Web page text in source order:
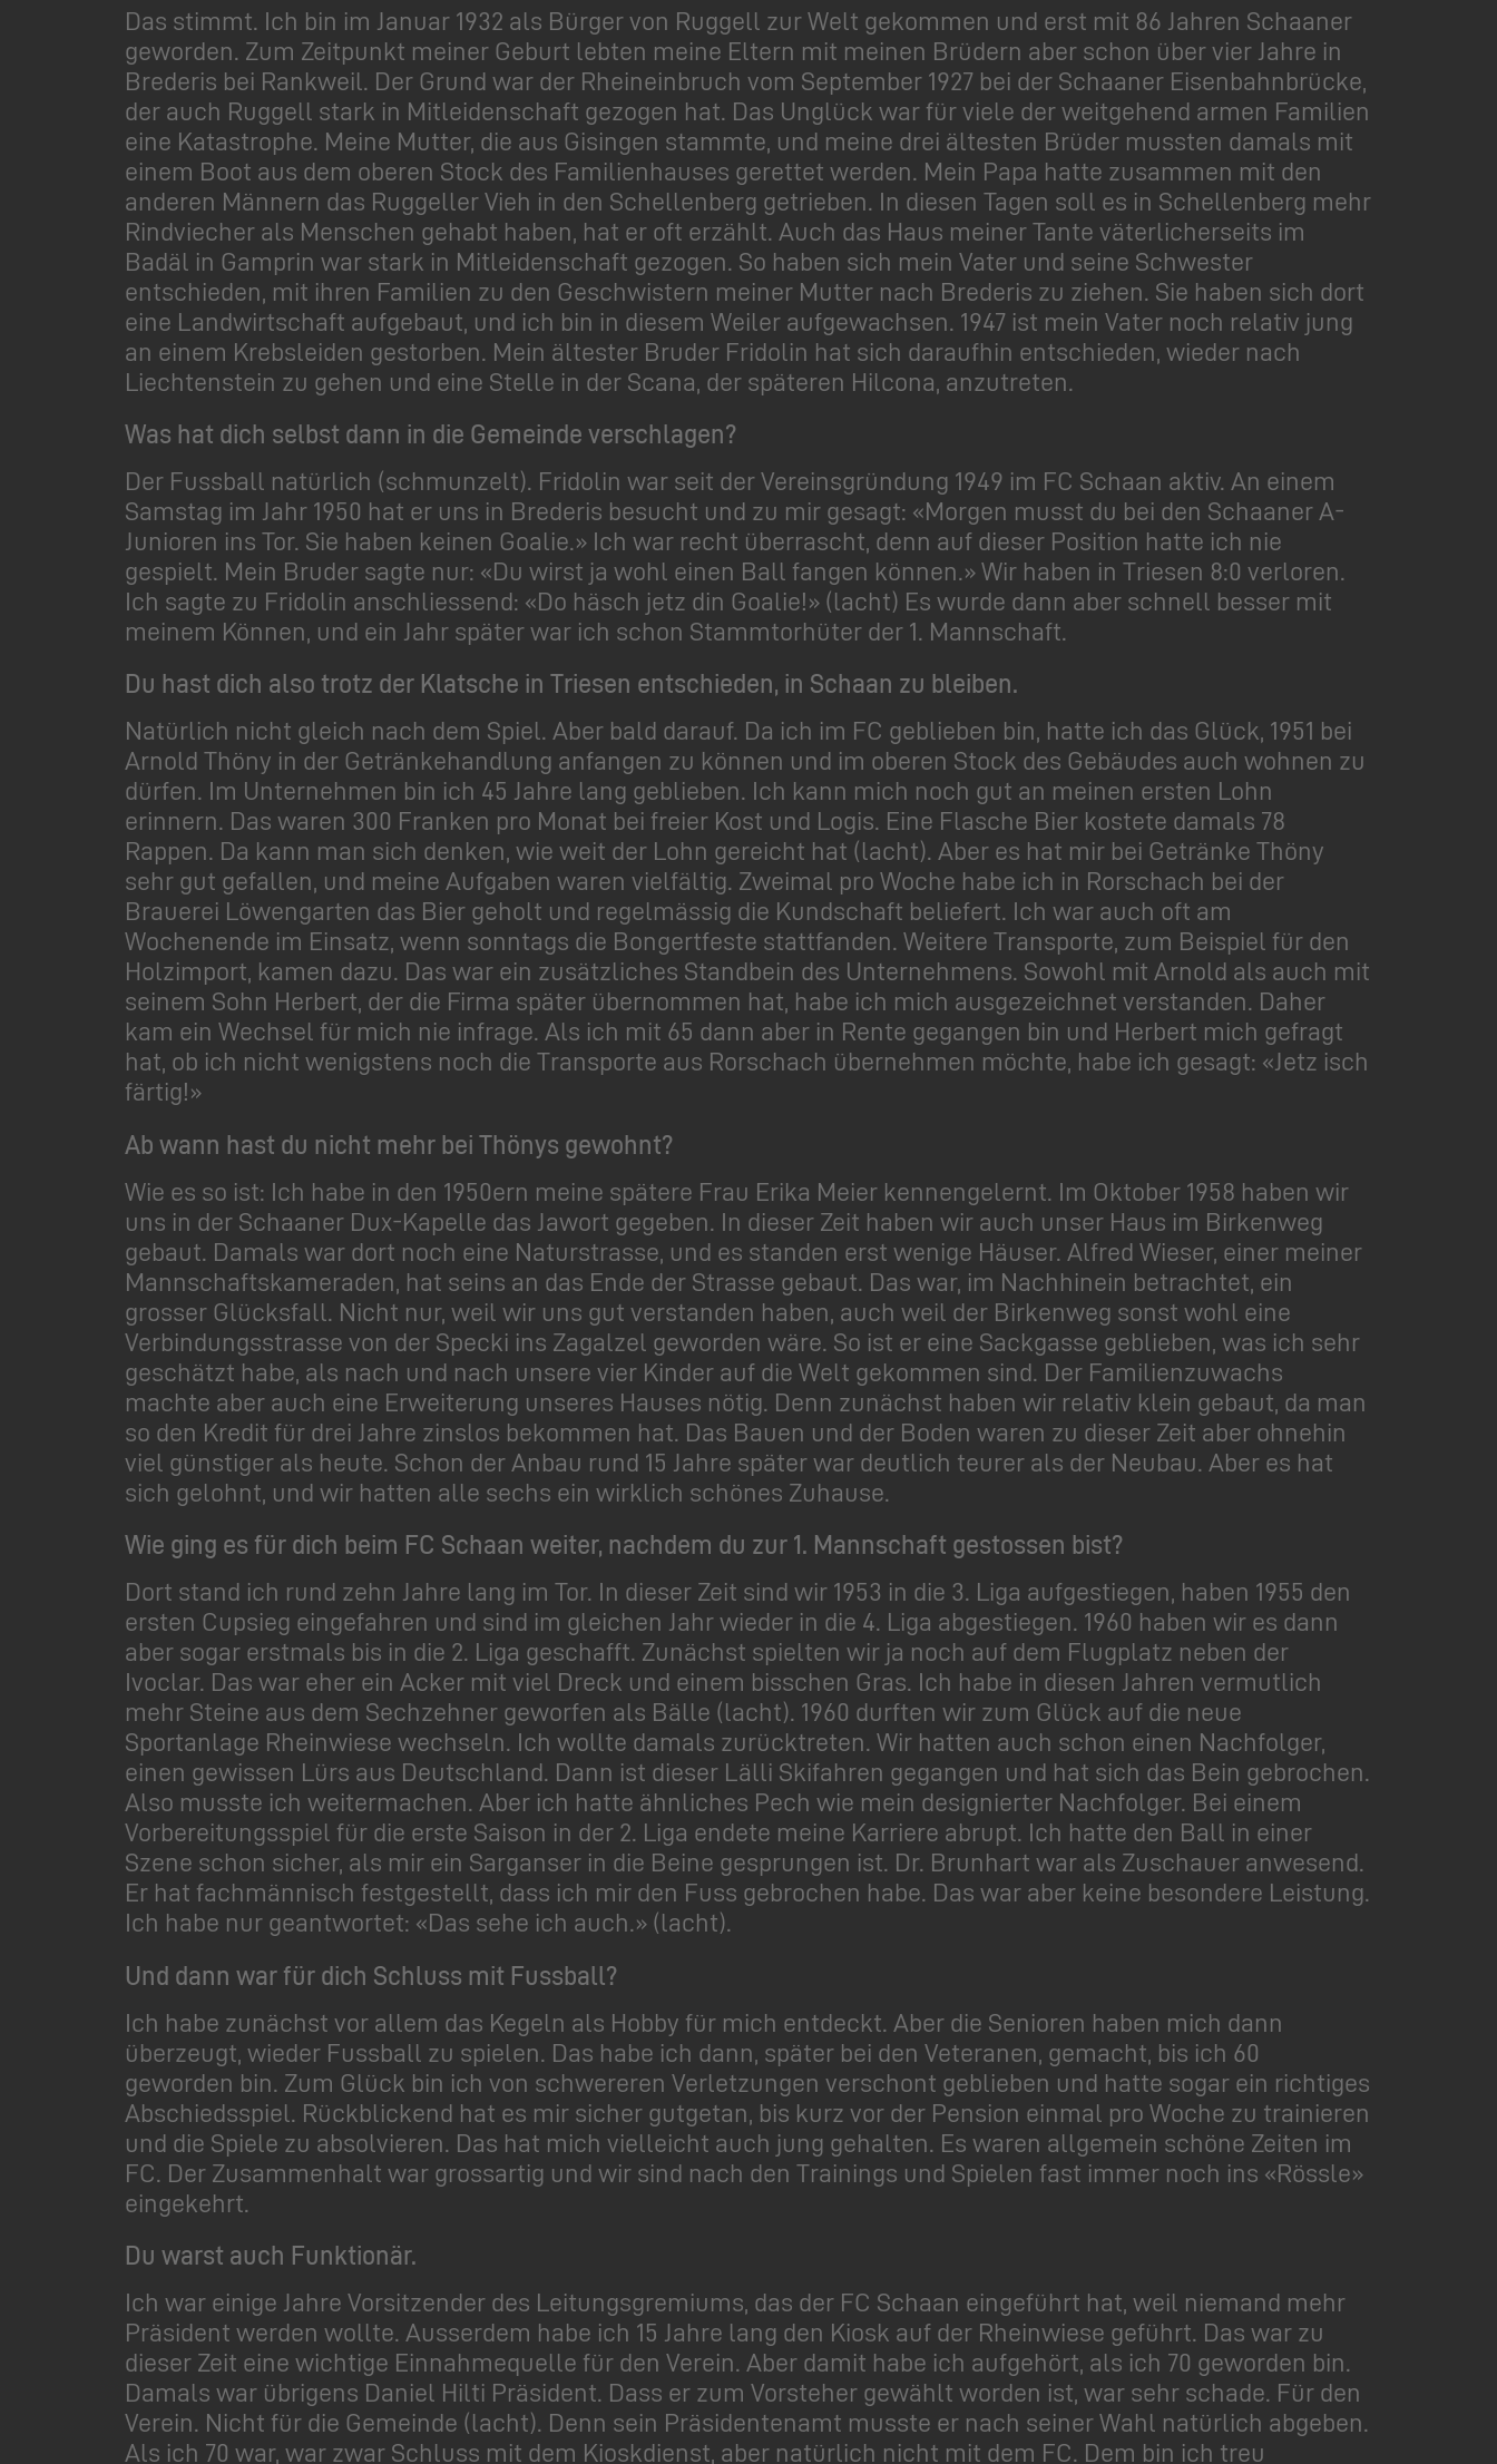
Das stimmt. Ich bin im Januar 1932 als Bürger von Ruggell zur Welt gekommen und erst mit 86 Jahren Schaaner
geworden. Zum Zeitpunkt meiner Geburt lebten meine Eltern mit meinen Brüdern aber schon über vier Jahre in
Brederis bei Rankweil. Der Grund war der Rheineinbruch vom September 1927 bei der Schaaner Eisenbahnbrücke,
der auch Ruggell stark in Mitleidenschaft gezogen hat. Das Unglück war für viele der weitgehend armen Familien
eine Katastrophe. Meine Mutter, die aus Gisingen stammte, und meine drei ältesten Brüder mussten damals mit
einem Boot aus dem oberen Stock des Familienhauses gerettet werden. Mein Papa hatte zusammen mit den
anderen Männern das Ruggeller Vieh in den Schellenberg getrieben. In diesen Tagen soll es in Schellenberg mehr
Rindviecher als Menschen gehabt haben, hat er oft erzählt. Auch das Haus meiner Tante väterlicherseits im
Badäl in Gamprin war stark in Mitleidenschaft gezogen. So haben sich mein Vater und seine Schwester
entschieden, mit ihren Familien zu den Geschwistern meiner Mutter nach Brederis zu ziehen. Sie haben sich dort
eine Landwirtschaft aufgebaut, und ich bin in diesem Weiler aufgewachsen. 1947 ist mein Vater noch relativ jung
an einem Krebsleiden gestorben. Mein ältester Bruder Fridolin hat sich daraufhin entschieden, wieder nach
Liechtenstein zu gehen und eine Stelle in der Scana, der späteren Hilcona, anzutreten.
Was hat dich selbst dann in die Gemeinde verschlagen?
Der Fussball natürlich (schmunzelt). Fridolin war seit der Vereinsgründung 1949 im FC Schaan aktiv. An einem
Samstag im Jahr 1950 hat er uns in Brederis besucht und zu mir gesagt: «Morgen musst du bei den Schaaner A-
Junioren ins Tor. Sie haben keinen Goalie.» Ich war recht überrascht, denn auf dieser Position hatte ich nie
gespielt. Mein Bruder sagte nur: «Du wirst ja wohl einen Ball fangen können.» Wir haben in Triesen 8:0 verloren.
Ich sagte zu Fridolin anschliessend: «Do häsch jetz din Goalie!» (lacht) Es wurde dann aber schnell besser mit
meinem Können, und ein Jahr später war ich schon Stammtorhüter der 1. Mannschaft.
Du hast dich also trotz der Klatsche in Triesen entschieden, in Schaan zu bleiben.
Natürlich nicht gleich nach dem Spiel. Aber bald darauf. Da ich im FC geblieben bin, hatte ich das Glück, 1951 bei
Arnold Thöny in der Getränkehandlung anfangen zu können und im oberen Stock des Gebäudes auch wohnen zu
dürfen. Im Unternehmen bin ich 45 Jahre lang geblieben. Ich kann mich noch gut an meinen ersten Lohn
erinnern. Das waren 300 Franken pro Monat bei freier Kost und Logis. Eine Flasche Bier kostete damals 78
Rappen. Da kann man sich denken, wie weit der Lohn gereicht hat (lacht). Aber es hat mir bei Getränke Thöny
sehr gut gefallen, und meine Aufgaben waren vielfältig. Zweimal pro Woche habe ich in Rorschach bei der
Brauerei Löwengarten das Bier geholt und regelmässig die Kundschaft beliefert. Ich war auch oft am
Wochenende im Einsatz, wenn sonntags die Bongertfeste stattfanden. Weitere Transporte, zum Beispiel für den
Holzimport, kamen dazu. Das war ein zusätzliches Standbein des Unternehmens. Sowohl mit Arnold als auch mit
seinem Sohn Herbert, der die Firma später übernommen hat, habe ich mich ausgezeichnet verstanden. Daher
kam ein Wechsel für mich nie infrage. Als ich mit 65 dann aber in Rente gegangen bin und Herbert mich gefragt
hat, ob ich nicht wenigstens noch die Transporte aus Rorschach übernehmen möchte, habe ich gesagt: «Jetz isch
färtig!»
Ab wann hast du nicht mehr bei Thönys gewohnt?
Wie es so ist: Ich habe in den 1950ern meine spätere Frau Erika Meier kennengelernt. Im Oktober 1958 haben wir
uns in der Schaaner Dux-Kapelle das Jawort gegeben. In dieser Zeit haben wir auch unser Haus im Birkenweg
gebaut. Damals war dort noch eine Naturstrasse, und es standen erst wenige Häuser. Alfred Wieser, einer meiner
Mannschaftskameraden, hat seins an das Ende der Strasse gebaut. Das war, im Nachhinein betrachtet, ein
grosser Glücksfall. Nicht nur, weil wir uns gut verstanden haben, auch weil der Birkenweg sonst wohl eine
Verbindungsstrasse von der Specki ins Zagalzel geworden wäre. So ist er eine Sackgasse geblieben, was ich sehr
geschätzt habe, als nach und nach unsere vier Kinder auf die Welt gekommen sind. Der Familienzuwachs
machte aber auch eine Erweiterung unseres Hauses nötig. Denn zunächst haben wir relativ klein gebaut, da man
so den Kredit für drei Jahre zinslos bekommen hat. Das Bauen und der Boden waren zu dieser Zeit aber ohnehin
viel günstiger als heute. Schon der Anbau rund 15 Jahre später war deutlich teurer als der Neubau. Aber es hat
sich gelohnt, und wir hatten alle sechs ein wirklich schönes Zuhause.
Wie ging es für dich beim FC Schaan weiter, nachdem du zur 1. Mannschaft gestossen bist?
Dort stand ich rund zehn Jahre lang im Tor. In dieser Zeit sind wir 1953 in die 3. Liga aufgestiegen, haben 1955 den
ersten Cupsieg eingefahren und sind im gleichen Jahr wieder in die 4. Liga abgestiegen. 1960 haben wir es dann
aber sogar erstmals bis in die 2. Liga geschafft. Zunächst spielten wir ja noch auf dem Flugplatz neben der
Ivoclar. Das war eher ein Acker mit viel Dreck und einem bisschen Gras. Ich habe in diesen Jahren vermutlich
mehr Steine aus dem Sechzehner geworfen als Bälle (lacht). 1960 durften wir zum Glück auf die neue
Sportanlage Rheinwiese wechseln. Ich wollte damals zurücktreten. Wir hatten auch schon einen Nachfolger,
einen gewissen Lürs aus Deutschland. Dann ist dieser Lälli Skifahren gegangen und hat sich das Bein gebrochen.
Also musste ich weitermachen. Aber ich hatte ähnliches Pech wie mein designierter Nachfolger. Bei einem
Vorbereitungsspiel für die erste Saison in der 2. Liga endete meine Karriere abrupt. Ich hatte den Ball in einer
Szene schon sicher, als mir ein Sarganser in die Beine gesprungen ist. Dr. Brunhart war als Zuschauer anwesend.
Er hat fachmännisch festgestellt, dass ich mir den Fuss gebrochen habe. Das war aber keine besondere Leistung.
Ich habe nur geantwortet: «Das sehe ich auch.» (lacht).
Und dann war für dich Schluss mit Fussball?
Ich habe zunächst vor allem das Kegeln als Hobby für mich entdeckt. Aber die Senioren haben mich dann
überzeugt, wieder Fussball zu spielen. Das habe ich dann, später bei den Veteranen, gemacht, bis ich 60
geworden bin. Zum Glück bin ich von schwereren Verletzungen verschont geblieben und hatte sogar ein richtiges
Abschiedsspiel. Rückblickend hat es mir sicher gutgetan, bis kurz vor der Pension einmal pro Woche zu trainieren
und die Spiele zu absolvieren. Das hat mich vielleicht auch jung gehalten. Es waren allgemein schöne Zeiten im
FC. Der Zusammenhalt war grossartig und wir sind nach den Trainings und Spielen fast immer noch ins «Rössle»
eingekehrt.
Du warst auch Funktionär.
Ich war einige Jahre Vorsitzender des Leitungsgremiums, das der FC Schaan eingeführt hat, weil niemand mehr
Präsident werden wollte. Ausserdem habe ich 15 Jahre lang den Kiosk auf der Rheinwiese geführt. Das war zu
dieser Zeit eine wichtige Einnahmequelle für den Verein. Aber damit habe ich aufgehört, als ich 70 geworden bin.
Damals war übrigens Daniel Hilti Präsident. Dass er zum Vorsteher gewählt worden ist, war sehr schade. Für den
Verein. Nicht für die Gemeinde (lacht). Denn sein Präsidentenamt musste er nach seiner Wahl natürlich abgeben.
Als ich 70 war, war zwar Schluss mit dem Kioskdienst, aber natürlich nicht mit dem FC. Dem bin ich treu